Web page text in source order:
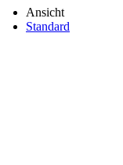
Ansicht
Standard